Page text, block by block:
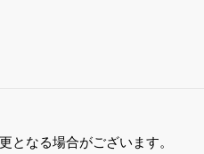
なる場合がございます。